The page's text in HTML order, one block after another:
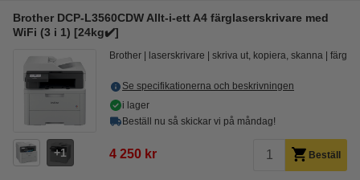
Brother DCP-L3560CDW Allt-i-ett A4 färglaserskrivare med
WiFi (3 i 1) [24kg✔️]
1
Brother laserskrivare skriva ut, kopiera, skanna färg
Se specifikationerna och beskrivningen
i lager
Beställ nu så skickar vi på måndag!
4 250 kr Beställ